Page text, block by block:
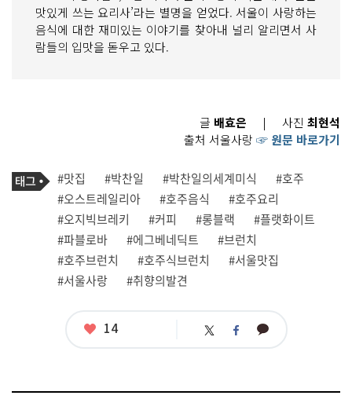
맛있게 쓰는 요리사’라는 별명을 얻었다. 서울이 사랑하는
음식에 대한 재미있는 이야기를 찾아내 널리 알리면서 사
람들의 입맛을 돋우고 있다.
글 배효은 | 사진 최현석
출처 서울사랑 ☞ 원문 바로가기
기
사
관
련
태
그
태
그
#맛집 #박찬일 #박찬일의세계미식
#호주
#오스트레일리아
#호주음식
#호주요리
#오지빅브레키
#커피 #롱블랙
#플랫화이트
#파블로바
#에그베네딕트
#브런치
#호주브런치
#호주식브런치
#서울맛집
#서울사랑
#취향의발견
좋
14 트 페 카